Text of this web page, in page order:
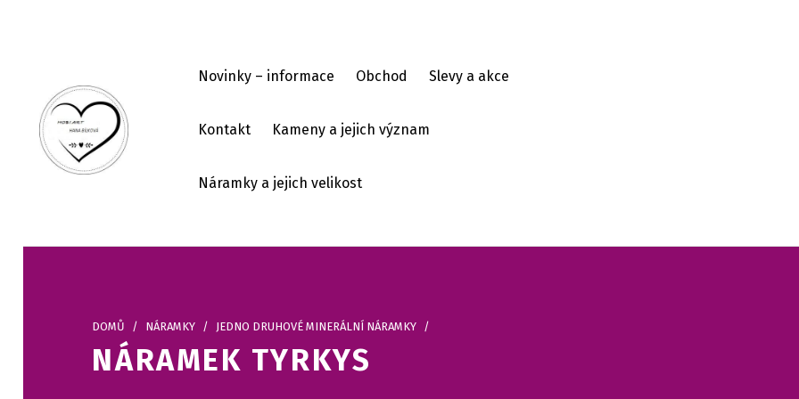
HOBI ART
Novinky – informace Obchod Slevy a akce
Kontakt Kameny a jejich význam
Náramky a jejich velikost
DOMŮ / NÁRAMKY / JEDNO DRUHOVÉ MINERÁLNÍ NÁRAMKY /
NÁRAMEK TYRKYS